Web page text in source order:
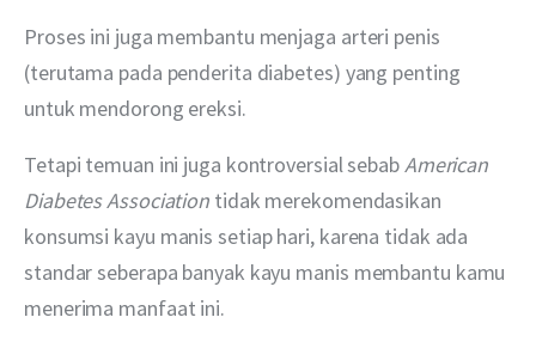
Proses ini juga membantu menjaga arteri penis
(terutama pada penderita diabetes) yang penting
untuk mendorong ereksi.
Tetapi temuan ini juga kontroversial sebab American
Diabetes Association tidak merekomendasikan
konsumsi kayu manis setiap hari, karena tidak ada
standar seberapa banyak kayu manis membantu kamu
menerima manfaat ini.